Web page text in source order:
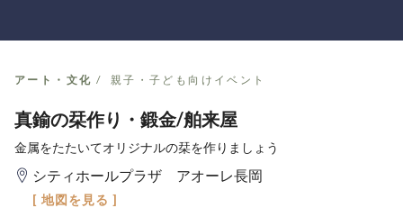
アート・文化 親子・子ども向けイベント
真鍮の栞作り・鍛金/舶来屋
金属をたたいてオリジナルの栞を作りましょう
シティホールプラザ アオーレ長岡
[ 地図を見る ]